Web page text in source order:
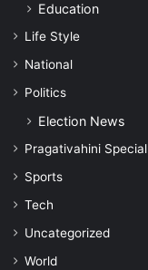
Education
Life Style
National
Politics
Election News
Pragativahini Special
Sports
Tech
Uncategorized
World